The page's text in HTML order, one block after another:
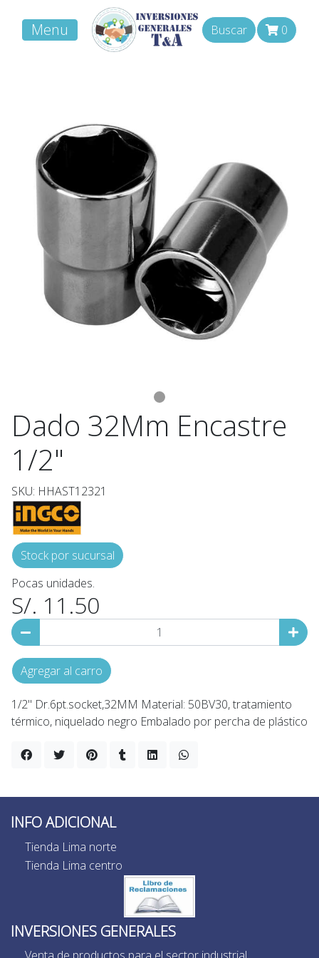
Menu Buscar 0
Dado 32Mm Encastre
1/2"
SKU: HHAST12321
Stock por sucursal
Pocas unidades.
S/. 11.50
Agregar al carro
1/2" Dr.6pt.socket,32MM Material: 50BV30, tratamiento
térmico, niquelado negro Embalado por percha de plástico
INFO ADICIONAL
Tienda Lima norte
Tienda Lima centro
INVERSIONES GENERALES